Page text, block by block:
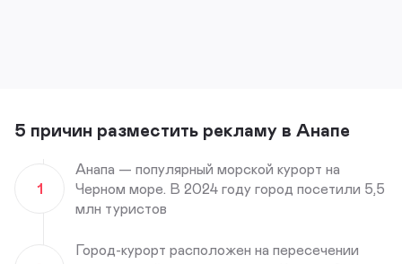
5 причин разместить рекламу в Анапе
1
Анапа — популярный морской курорт на
Черном море. В 2024 году город посетили 5,5
млн туристов
Город-курорт расположен на пересечении